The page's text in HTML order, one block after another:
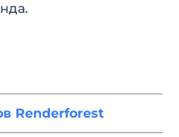
Renderforest